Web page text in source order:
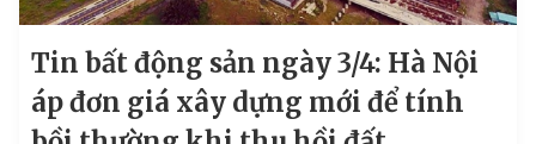
Tin bất động sản ngày 3/4: Hà Nội
áp đơn giá xây dựng mới để tính